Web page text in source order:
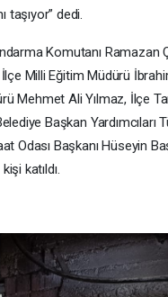
taşıyor” dedi.
Komutanı Ramazan
Milli Eğitim Müdürü
Mehmet Ali Yılmaz, İlçe
Başkan Yardımcıları
Odası Başkanı Hüseyin
katıldı.